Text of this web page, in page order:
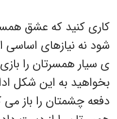
کاری کنید که عشق
شود نه نیازهای
ی سیار همسرتان را
بخواهید به این شکل
دفعه چشمتان را باز می